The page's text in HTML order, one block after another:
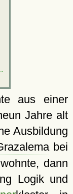
aus einer
Jahre alt
Ausbildung
bei
dann
Logik und